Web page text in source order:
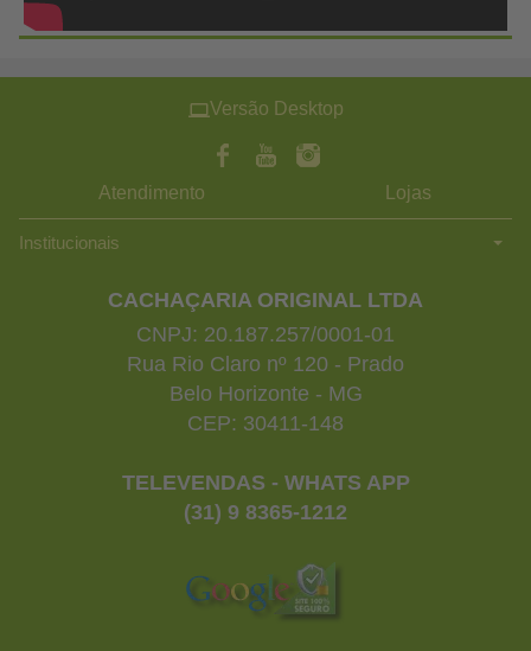
Versão Desktop
Atendimento Lojas
Institucionais
CACHAÇARIA ORIGINAL LTDA
CNPJ: 20.187.257/0001-01
Rua Rio Claro nº 120 - Prado
Belo Horizonte - MG
CEP: 30411-148
TELEVENDAS - WHATS APP
(31) 9 8365-1212